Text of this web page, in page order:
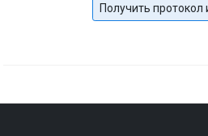
Получить протокол